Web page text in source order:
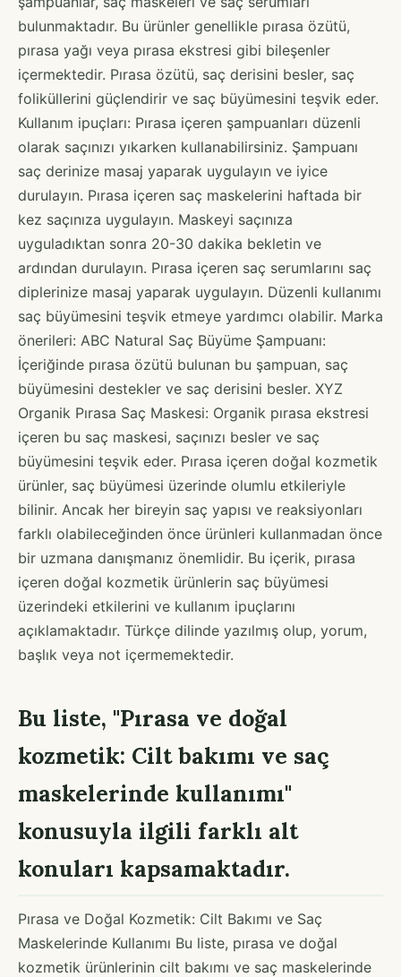
bulunmaktadır. Bu ürünler genellikle pırasa özütü,
pırasa yağı veya pırasa ekstresi gibi bileşenler
içermektedir. Pırasa özütü, saç derisini besler, saç
foliküllerini güçlendirir ve saç büyümesini teşvik eder.
Kullanım ipuçları: Pırasa içeren şampuanları düzenli
olarak saçınızı yıkarken kullanabilirsiniz. Şampuanı
saç derinize masaj yaparak uygulayın ve iyice
durulayın. Pırasa içeren saç maskelerini haftada bir
kez saçınıza uygulayın. Maskeyi saçınıza
uyguladıktan sonra 20-30 dakika bekletin ve
ardından durulayın. Pırasa içeren saç serumlarını saç
diplerinize masaj yaparak uygulayın. Düzenli kullanımı
saç büyümesini teşvik etmeye yardımcı olabilir. Marka
önerileri: ABC Natural Saç Büyüme Şampuanı:
İçeriğinde pırasa özütü bulunan bu şampuan, saç
büyümesini destekler ve saç derisini besler. XYZ
Organik Pırasa Saç Maskesi: Organik pırasa ekstresi
içeren bu saç maskesi, saçınızı besler ve saç
büyümesini teşvik eder. Pırasa içeren doğal kozmetik
ürünler, saç büyümesi üzerinde olumlu etkileriyle
bilinir. Ancak her bireyin saç yapısı ve reaksiyonları
farklı olabileceğinden önce ürünleri kullanmadan önce
bir uzmana danışmanız önemlidir. Bu içerik, pırasa
içeren doğal kozmetik ürünlerin saç büyümesi
üzerindeki etkilerini ve kullanım ipuçlarını
açıklamaktadır. Türkçe dilinde yazılmış olup, yorum,
başlık veya not içermemektedir.
Bu liste, "Pırasa ve doğal
kozmetik: Cilt bakımı ve saç
maskelerinde kullanımı"
konusuyla ilgili farklı alt
konuları kapsamaktadır.
Pırasa ve Doğal Kozmetik: Cilt Bakımı ve Saç
Maskelerinde Kullanımı Bu liste, pırasa ve doğal
kozmetik ürünlerinin cilt bakımı ve saç maskelerinde